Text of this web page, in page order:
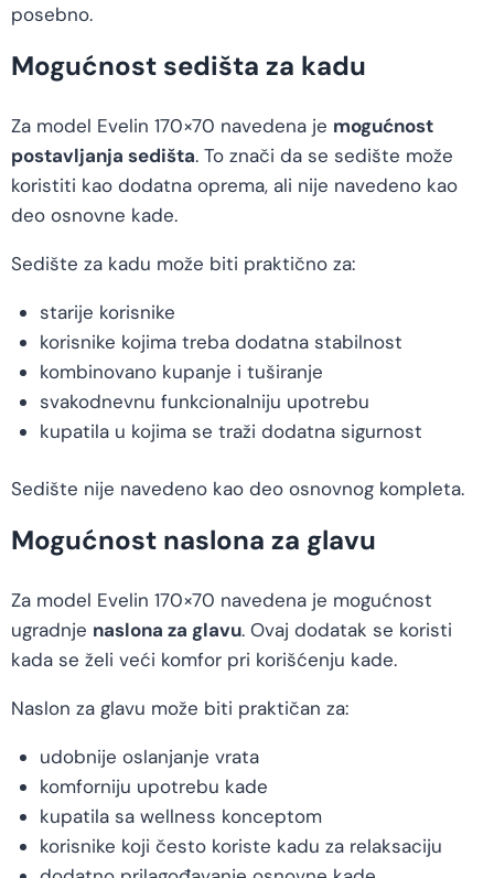
posebno.
Mogućnost sedišta za kadu
Za model Evelin 170×70 navedena je mogućnost
postavljanja sedišta. To znači da se sedište može
koristiti kao dodatna oprema, ali nije navedeno kao
deo osnovne kade.
Sedište za kadu može biti praktično za:
starije korisnike
korisnike kojima treba dodatna stabilnost
kombinovano kupanje i tuširanje
svakodnevnu funkcionalniju upotrebu
kupatila u kojima se traži dodatna sigurnost
Sedište nije navedeno kao deo osnovnog kompleta.
Mogućnost naslona za glavu
Za model Evelin 170×70 navedena je mogućnost
ugradnje naslona za glavu. Ovaj dodatak se koristi
kada se želi veći komfor pri korišćenju kade.
Naslon za glavu može biti praktičan za:
udobnije oslanjanje vrata
komforniju upotrebu kade
kupatila sa wellness konceptom
korisnike koji često koriste kadu za relaksaciju